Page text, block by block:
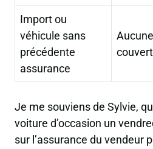
Import ou
véhicule sans
précédente
assurance
Aucune
Je me souviens de Sylvie,
voiture d’occasion un
sur l’assurance du vendeur